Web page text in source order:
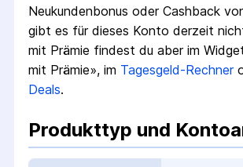
Neukundenbonus oder Cashback
gibt es für dieses Konto derzeit
mit Prämie findest du aber im
mit Prämie», im Tagesgeld-Rechner
Deals.
Produkttyp und